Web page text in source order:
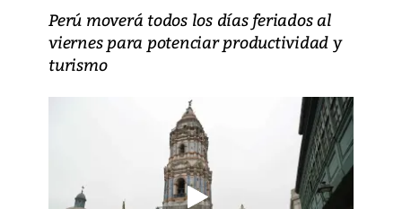
Perú moverá todos los días feriados al
viernes para potenciar productividad y
turismo